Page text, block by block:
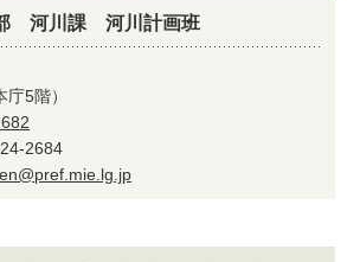
河川課 河川計画班
5階）
2684